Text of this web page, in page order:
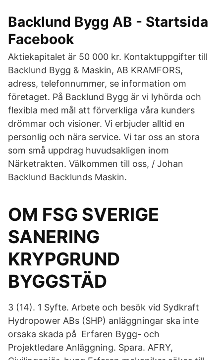
Backlund Bygg AB - Startsida
Facebook
Aktiekapitalet är 50 000 kr. Kontaktuppgifter till
Backlund Bygg & Maskin, AB KRAMFORS,
adress, telefonnummer, se information om
företaget. På Backlund Bygg är vi lyhörda och
flexibla med mål att förverkliga våra kunders
drömmar och visioner. Vi erbjuder alltid en
personlig och nära service. Vi tar oss an stora
som små uppdrag huvudsakligen inom
Närketrakten. Välkommen till oss, / Johan
Backlund Backlunds Maskin.
OM FSG SVERIGE
SANERING
KRYPGRUND
BYGGSTÄD
3 (14). 1 Syfte. Arbete och besök vid Sydkraft
Hydropower ABs (SHP) anläggningar ska inte
orsaka skada på Erfaren Bygg- och
Projektledare Anläggning. Spara. AFRY,